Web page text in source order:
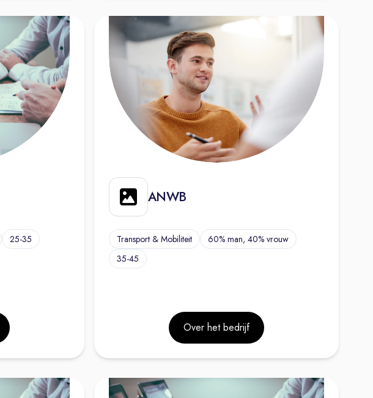
25-35
ANWB
Transport & Mobiliteit
60% man, 40% vrouw
35-45
Over het bedrijf